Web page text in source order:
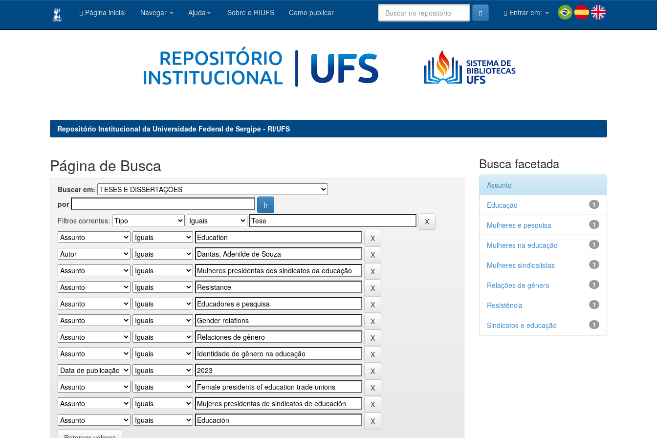
Página inicial Navegar Ajuda Sobre o RIUFS Como publicar Entrar em:
Repositório Institucional da Universidade Federal de Sergipe - RI/UFS
Página de Busca
Buscar em:
por
Filtros correntes:
Busca facetada
Assunto
1
Educação
1
Mulheres e pesquisa
1
Mulheres na educação
1
Mulheres sindicalistas
1
Relações de gênero
1
Resistência
1
Sindicatos e educação